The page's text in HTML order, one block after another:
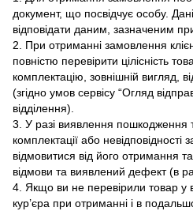
документ, що посвідчує особу.
відповідати даним, зазначеним
2. При отриманні замовлення
повністю перевірити цілісність
комплектацію, зовнішній вигляд,
(згідно умов сервісу “Огляд
відділення).
3. У разі виявлення пошкодження
комплектації або
відмовитися від його отримання
відмови та виявлений дефект (в
4. Якщо ви не перевірили товар у
кур’єра при отриманні і в